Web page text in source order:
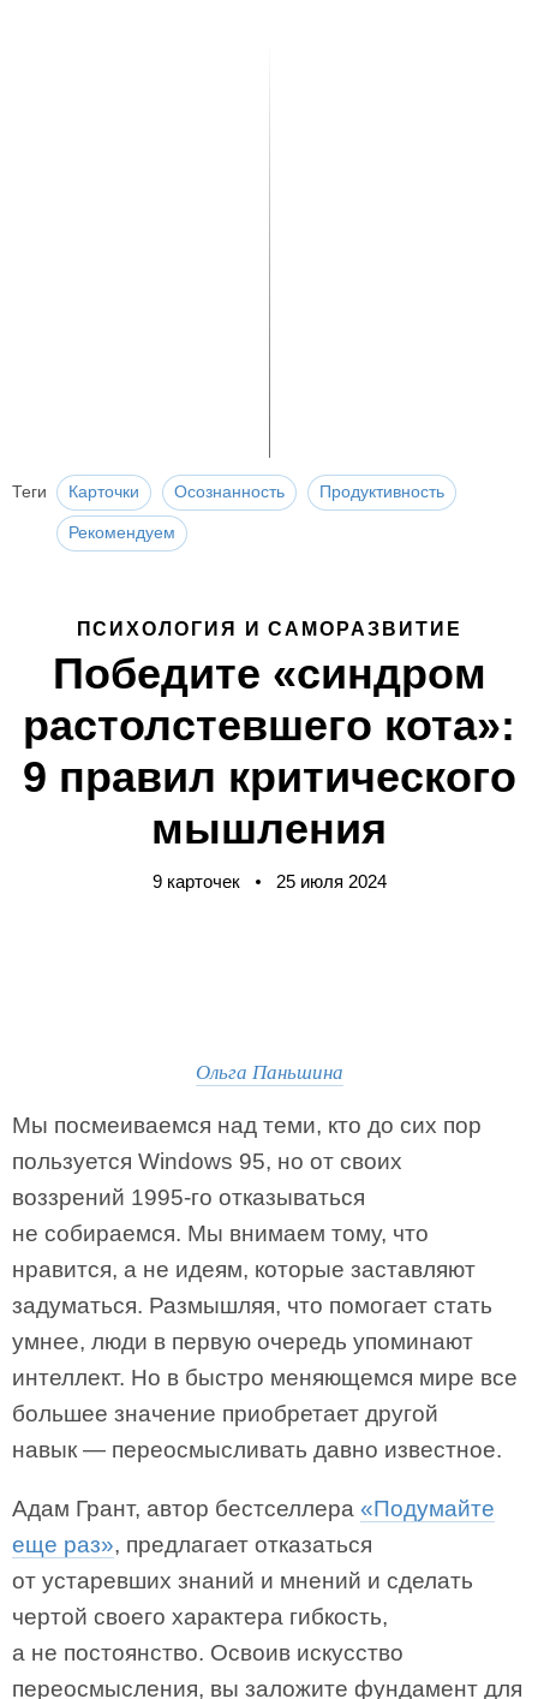
Теги Карточки Осознанность Продуктивность
Рекомендуем
ПСИХОЛОГИЯ И САМОРАЗВИТИЕ
Победите «синдром
растолстевшего кота»:
9 правил критического
мышления
9 карточек 25 июля 2024
Ольга Паньшина
Мы посмеиваемся над теми, кто до сих пор
пользуется Windows 95, но от своих
воззрений 1995-го отказываться
не собираемся. Мы внимаем тому, что
нравится, а не идеям, которые заставляют
задуматься. Размышляя, что помогает стать
умнее, люди в первую очередь упоминают
интеллект. Но в быстро меняющемся мире все
большее значение приобретает другой
навык — переосмысливать давно известное.
Адам Грант, автор бестселлера «Подумайте
еще раз», предлагает отказаться
от устаревших знаний и мнений и сделать
чертой своего характера гибкость,
а не постоянство. Освоив искусство
переосмысления, вы заложите фундамент для